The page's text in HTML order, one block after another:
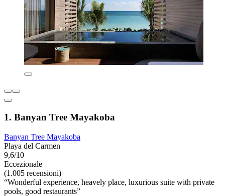
1. Banyan Tree Mayakoba
Banyan Tree Mayakoba
Playa del Carmen
9,6/10
Eccezionale
(1.005 recensioni)
“Wonderful experience, heavely place, luxurious suite with private
pools, good restaurants”